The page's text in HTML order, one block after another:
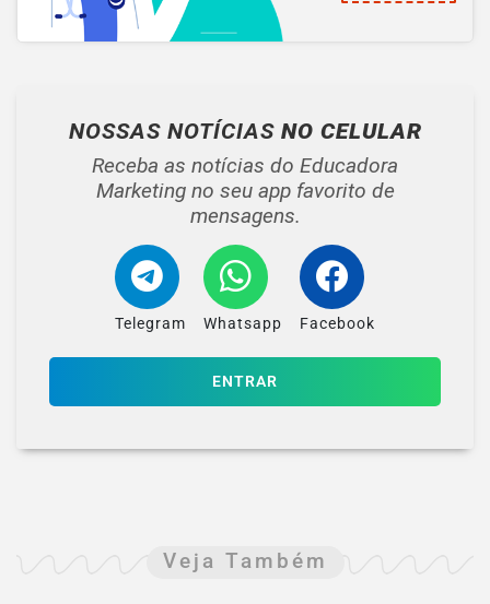
NOSSAS NOTÍCIAS NO CELULAR
Receba as notícias do Educadora
Marketing no seu app favorito de
mensagens.
Telegram Whatsapp Facebook
ENTRAR
Veja Também